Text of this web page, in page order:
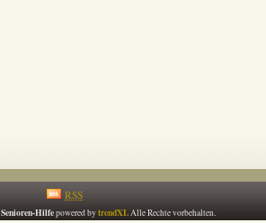
RSS
Senioren-Hilfepowered bytrendXLAlle Rechte vorbehalten.